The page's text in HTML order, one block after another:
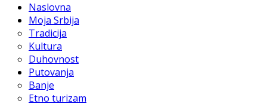
Naslovna
Moja Srbija
Tradicija
Kultura
Duhovnost
Putovanja
Banje
Etno turizam